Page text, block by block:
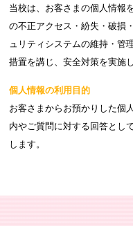
当校は、お客さまの個人情報
の不正アクセス・紛失・破損
ュリティシステムの維持・管
措置を講じ、安全対策を実施
個人情報の利用目的
お客さまからお預かりした個
内やご質問に対する回答とし
します。